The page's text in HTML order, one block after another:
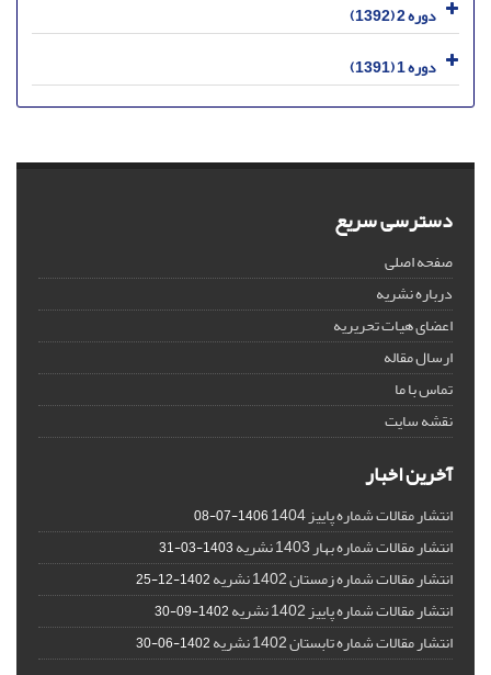
دوره 2 (1392)
دوره 1 (1391)
دسترسی سریع
صفحه اصلی
درباره نشریه
اعضای هیات تحریریه
ارسال مقاله
تماس با ما
نقشه سایت
آخرین اخبار
انتشار مقالات شماره پاییز 1404 1406-07-08
انتشار مقالات شماره بهار 1403 نشریه 1403-03-31
انتشار مقالات شماره زمستان 1402 نشریه 1402-12-25
انتشار مقالات شماره پاییز 1402 نشریه 1402-09-30
انتشار مقالات شماره تابستان 1402 نشریه 1402-06-30